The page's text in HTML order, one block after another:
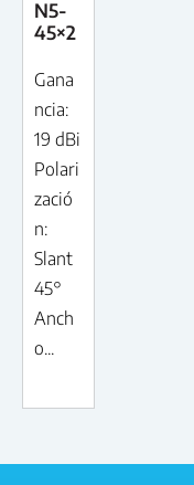
N5-
45×2
Gana
ncia:
19 dBi
Polari
zació
n:
Slant
45°
Anch
o...